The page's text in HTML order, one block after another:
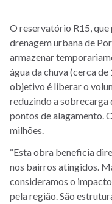
O reservatório R15, que
drenagem urbana de
armazenar
água da chuva (cerca
objetivo é liberar o
reduzindo a sobrecarga
pontos de alagamento.
milhões.
“Esta obra beneficia
nos bairros atingidos.
consideramos o
pela região. São